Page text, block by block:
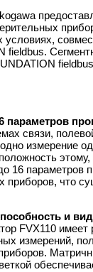
условиях,
fieldbus.
параметров
связи,
измерение
16 параметров
приборов, что
и
FVX110 имеет
измерений,